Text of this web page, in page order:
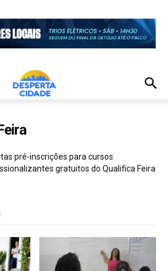
pré-inscrições para cursos
gratuitos do Qualifica Feira